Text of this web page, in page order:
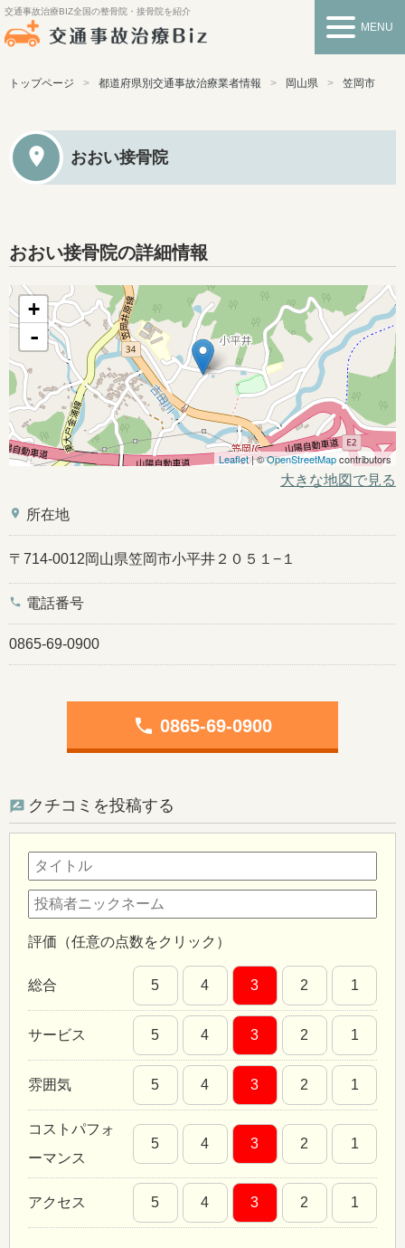
交通事故治療BIZ全国の整骨院・接骨院を紹介
MENU
トップページ 都道府県別交通事故治療業者情報 岡山県 笠岡市
おおい接骨院
おおい接骨院の詳細情報
+
-
Leaflet| ©OpenStreetMapcontributors
大きな地図で見る
place 所在地
〒714-0012岡山県笠岡市小平井２０５１−１
phone 電話番号
0865-69-0900
phone 0865-69-0900
クチコミを投稿する
評価（任意の点数をクリック）
総合 5 4 3 2 1
サービス 5 4 3 2 1
雰囲気 5 4 3 2 1
コストパフォ
ーマンス
5 4 3 2 1
アクセス 5 4 3 2 1